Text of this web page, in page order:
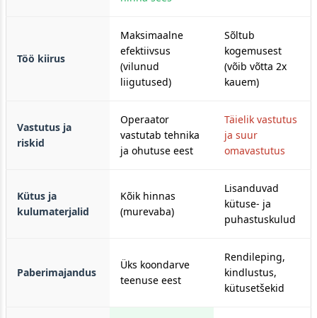
Töö kiirus
Maksimaalne
efektiivsus
(vilunud
liigutused)
Sõltub
kogemusest
(võib võtta 2x
kauem)
Vastutus ja
riskid
Operaator
vastutab tehnika
ja ohutuse eest
Täielik vastutus
ja suur
omavastutus
Kütus ja
kulumaterjalid
Kõik hinnas
(murevaba)
Lisanduvad
kütuse- ja
puhastuskulud
Paberimajandus
Üks koondarve
teenuse eest
Rendileping,
kindlustus,
kütusetšekid